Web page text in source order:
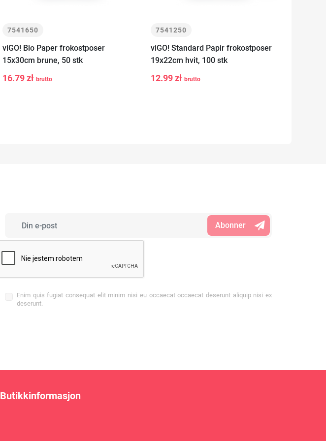
7541650
viGO! Bio Paper frokostposer
15x30cm brune, 50 stk
16.79 zł brutto
- +
7541250
viGO! Standard Papir frokostposer
19x22cm hvit, 100 stk
12.99 zł brutto
- +
Enim quis fugiat consequat elit minim nisi eu occaecat occaecat deserunt aliquip nisi ex
deserunt.
Butikkinformasjon